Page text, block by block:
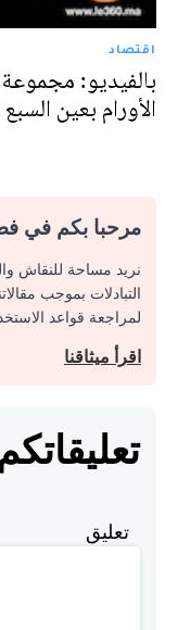
اقتصاد
بالفيديو:
الأورام بعين
مرحبا بكم في
نريد مساحة للنقاش
التبادلات بموجب
لمراجعة قواعد
اقرأ ميثاقنا
تعليقاتكم
تعليق